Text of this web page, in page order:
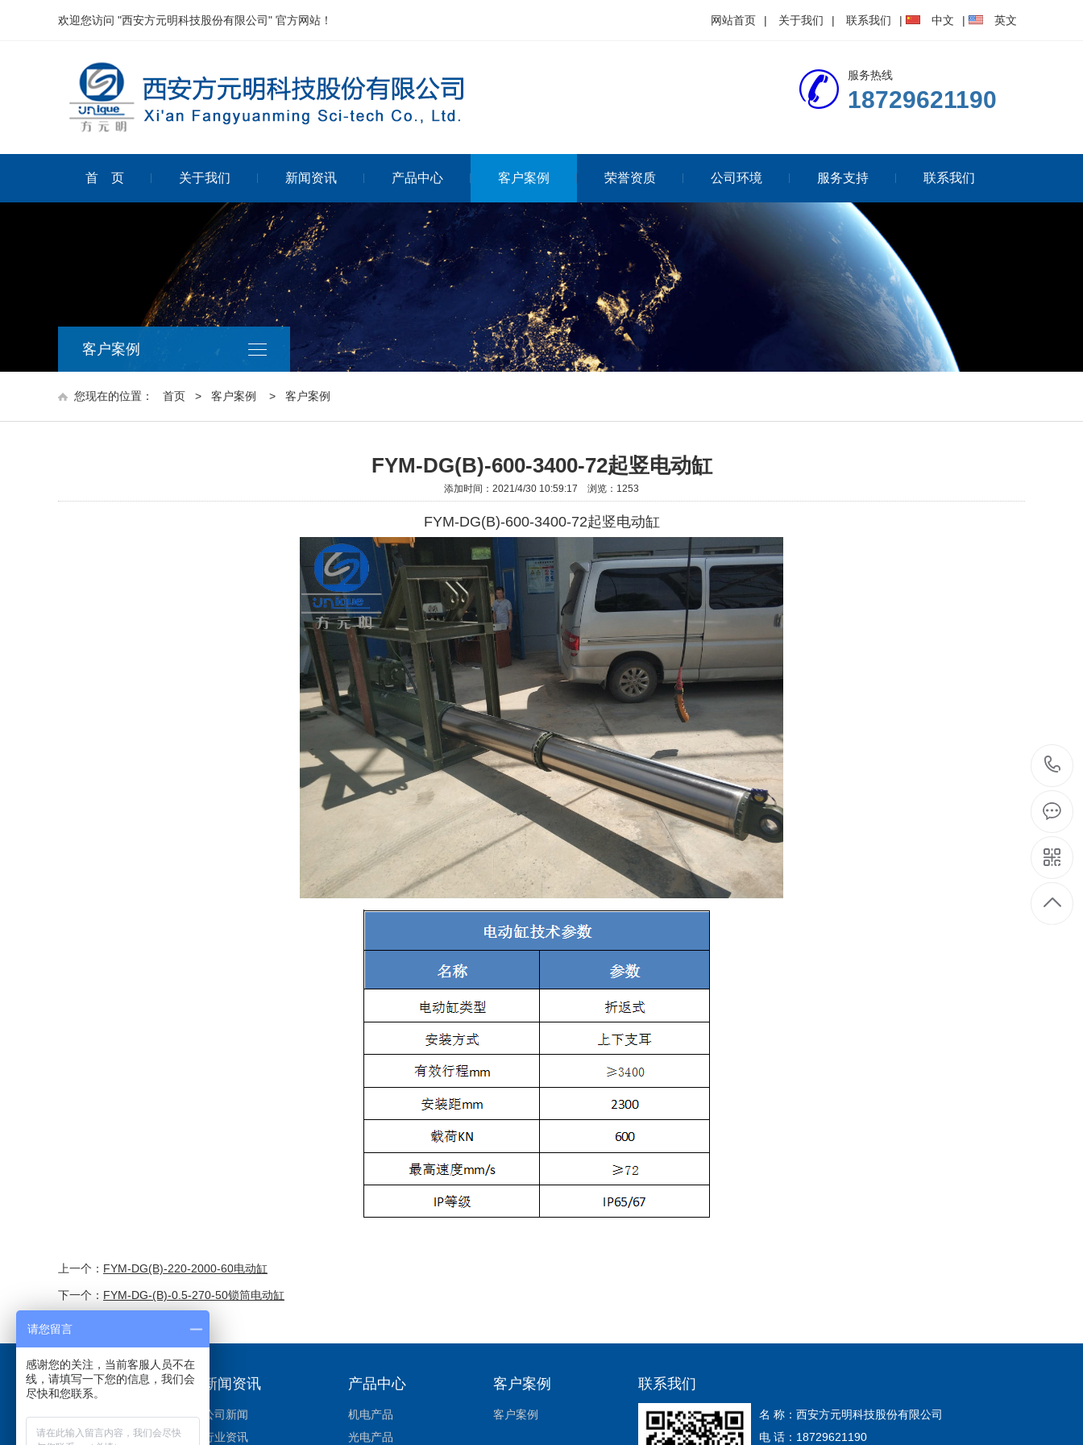
网站首页 | 关于我们 | 联系我们 | 中文 | 英文
欢迎您访问 "西安方元明科技股份有限公司" 官方网站！
服务热线
18729621190
首 页 关于我们 新闻资讯 产品中心 客户案例 荣誉资质 公司环境 服务支持 联系我们
客户案例
您现在的位置： 首页 > 客户案例 > 客户案例
FYM-DG(B)-600-3400-72起竖电动缸
添加时间：2021/4/30 10:59:17 浏览： 1253
FYM-DG(B)-600-3400-72起竖电动缸
上一个： FYM-DG(B)-220-2000-60电动缸
下一个： FYM-DG-(B)-0.5-270-50锁筒电动缸
关于我们
关于我们
企业文化
新闻资讯
公司新闻
行业资讯
产品中心
机电产品
光电产品
客户案例
客户案例
联系我们
名 称：西安方元明科技股份有限公司
电 话：18729621190
请您留言
感谢您的关注，当前客服人员不在
线，请填写一下您的信息，我们会
尽快和您联系。